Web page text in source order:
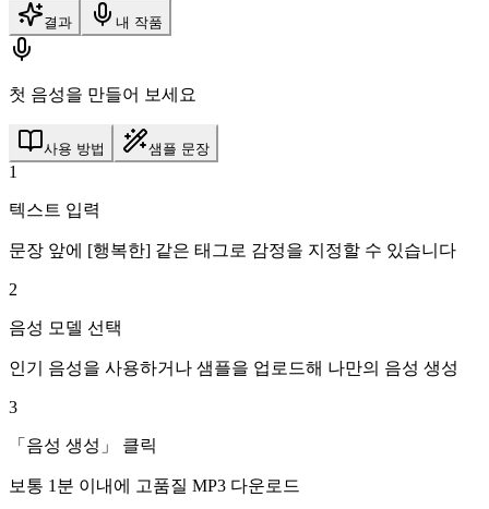
결과 내 작품
첫 음성을 만들어 보세요
사용 방법 샘플 문장
1
텍스트 입력
문장 앞에 [행복한] 같은 태그로 감정을 지정할 수 있습니다
2
음성 모델 선택
인기 음성을 사용하거나 샘플을 업로드해 나만의 음성 생성
3
「음성 생성」 클릭
보통 1분 이내에 고품질 MP3 다운로드